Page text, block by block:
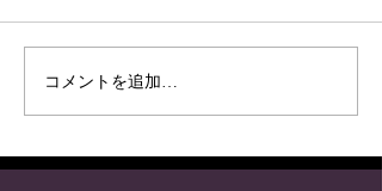
トライトン テールゲート
ダンパー
コメントを追加…